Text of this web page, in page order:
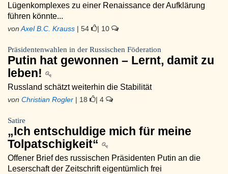
Lügenkomplexes zu einer Renaissance der Aufklärung
führen könnte...
von Axel B.C. Krauss | 54 | 10
Präsidentenwahlen in der Russischen Föderation
Putin hat gewonnen – Lernt, damit zu
leben!
Russland schätzt weiterhin die Stabilität
von Christian Rogler | 18 | 4
Satire
„Ich entschuldige mich für meine
Tolpatschigkeit“
Offener Brief des russischen Präsidenten Putin an die
Leserschaft der Zeitschrift eigentümlich frei